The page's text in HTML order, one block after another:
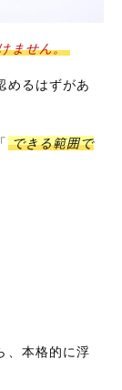
ません。
めるはずがあ
できる範囲で
、本格的に浮